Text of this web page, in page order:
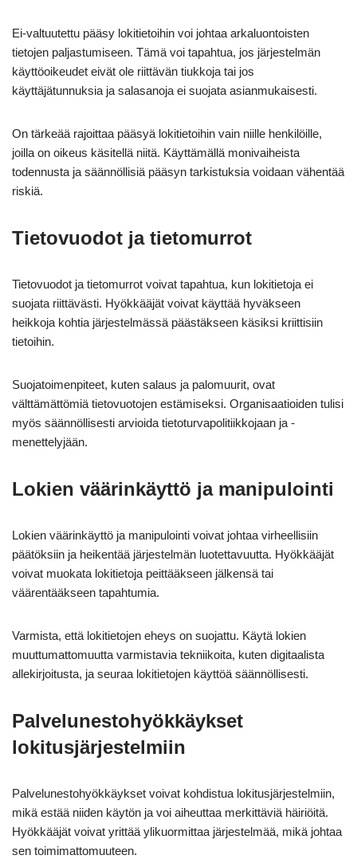
Ei-valtuutettu pääsy lokitietoihin voi johtaa arkaluontoisten
tietojen paljastumiseen. Tämä voi tapahtua, jos järjestelmän
käyttöoikeudet eivät ole riittävän tiukkoja tai jos
käyttäjätunnuksia ja salasanoja ei suojata asianmukaisesti.
On tärkeää rajoittaa pääsyä lokitietoihin vain niille henkilöille,
joilla on oikeus käsitellä niitä. Käyttämällä monivaiheista
todennusta ja säännöllisiä pääsyn tarkistuksia voidaan vähentää
riskiä.
Tietovuodot ja tietomurrot
Tietovuodot ja tietomurrot voivat tapahtua, kun lokitietoja ei
suojata riittävästi. Hyökkääjät voivat käyttää hyväkseen
heikkoja kohtia järjestelmässä päästäkseen käsiksi kriittisiin
tietoihin.
Suojatoimenpiteet, kuten salaus ja palomuurit, ovat
välttämättömiä tietovuotojen estämiseksi. Organisaatioiden tulisi
myös säännöllisesti arvioida tietoturvapolitiikkojaan ja -
menettelyjään.
Lokien väärinkäyttö ja manipulointi
Lokien väärinkäyttö ja manipulointi voivat johtaa virheellisiin
päätöksiin ja heikentää järjestelmän luotettavuutta. Hyökkääjät
voivat muokata lokitietoja peittääkseen jälkensä tai
väärentääkseen tapahtumia.
Varmista, että lokitietojen eheys on suojattu. Käytä lokien
muuttumattomuutta varmistavia tekniikoita, kuten digitaalista
allekirjoitusta, ja seuraa lokitietojen käyttöä säännöllisesti.
Palvelunestohyökkäykset
lokitusjärjestelmiin
Palvelunestohyökkäykset voivat kohdistua lokitusjärjestelmiin,
mikä estää niiden käytön ja voi aiheuttaa merkittäviä häiriöitä.
Hyökkääjät voivat yrittää ylikuormittaa järjestelmää, mikä johtaa
sen toimimattomuuteen.